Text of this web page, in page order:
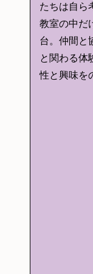
たちは自ら
教室の中だ
台。仲間と
と関わる体
性と興味を